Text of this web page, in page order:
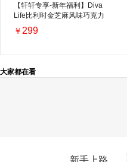
【轩轩专享-新年福利】Diva
Life比利时金芝麻风味巧克力
￥ 299
大家都在看
新手上路